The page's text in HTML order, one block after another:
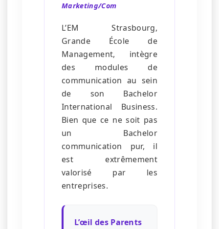
Marketing/Com
L’EM Strasbourg,
Grande École de
Management, intègre
des modules de
communication au sein
de son Bachelor
International Business.
Bien que ce ne soit pas
un Bachelor
communication pur, il
est extrêmement
valorisé par les
entreprises.
L’œil des Parents